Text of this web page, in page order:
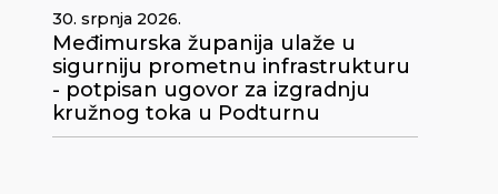
30. srpnja 2026.
Međimurska županija ulaže u
sigurniju prometnu infrastrukturu
- potpisan ugovor za izgradnju
kružnog toka u Podturnu